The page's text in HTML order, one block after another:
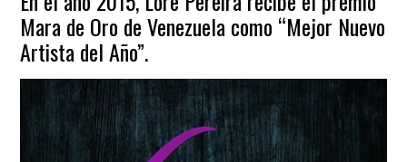
Mara de Oro de Venezuela como “Mejor Nuevo
Artista del Año”.